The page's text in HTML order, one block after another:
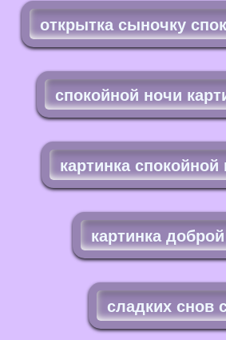
открытка сыночку
спокойной ночи
картинка
картинка
сладких снов